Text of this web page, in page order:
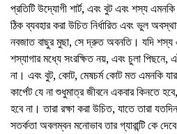
প্রতিটি উদ্যোগী শার্ট, এবং বুট এবং শস্য এমনকি
ঠিক ব্যবহার করা উচিত নির্ধারিত এবং ভুল
নবজাত বাছুর মুছা, সে দ্রুত অবনতি। যদি শস্য
শস্যাগার মধ্যে সংরক্ষিত নয়, এবং চুলা পিছনে,
না। এবং বুট, কোট, মেষচর্ম কোট মত এমনকি
কার্পেট যে না শুধুমাত্র জীবনে একবার কিনতে
হবে না। তারা রক্ষা করা উচিত, যাতে তারা
সতর্কতা অবলম্বন মনোভাব তার গ্যারান্টি কে